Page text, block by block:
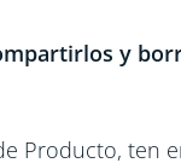
y
Producto, ten